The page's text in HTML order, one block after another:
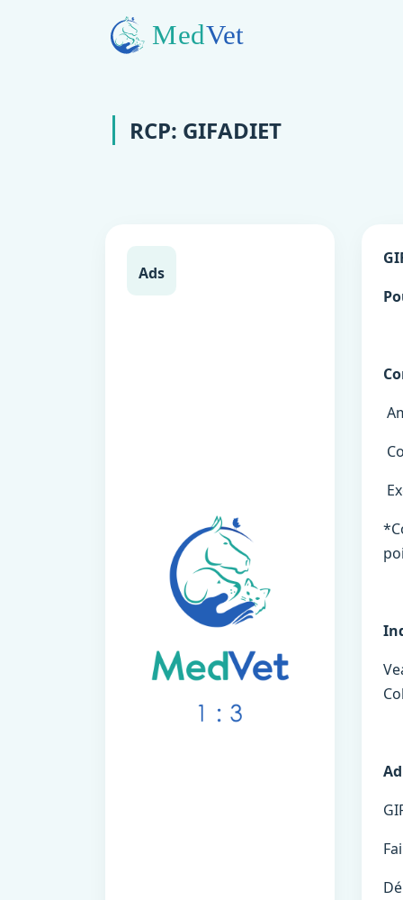
RCP: GIFADIET
Ads